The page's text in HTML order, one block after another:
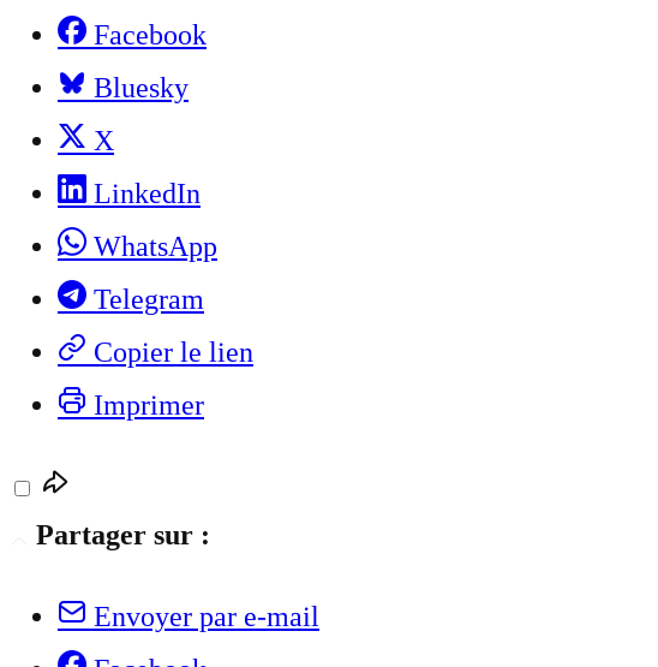
Facebook
Bluesky
X
LinkedIn
WhatsApp
Telegram
Copier le lien
Imprimer
Partager sur :
Envoyer par e-mail